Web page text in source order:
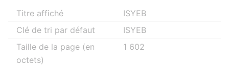
Titre affiché
ISYEB
Clé de tri par défaut
ISYEB
Taille de la page (en
octets)
1 602